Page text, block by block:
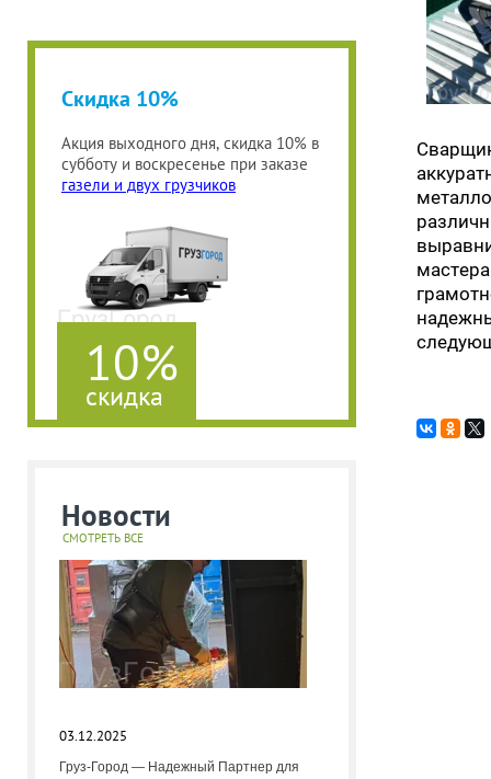
Скидка 10%
Акция выходного дня, скидка 10% в
субботу и воскресенье при заказе
газели и двух грузчиков
10%
скидка
Новости
СМОТРЕТЬ ВСЕ
03.12.2025
Груз-Город — Надежный Партнер для